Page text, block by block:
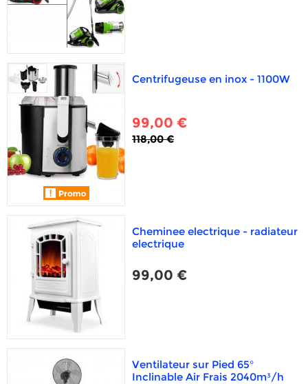
Centrifugeuse en inox - 1100W
99,00 €
118,00 €
Cheminee electrique - radiateur
electrique
99,00 €
Ventilateur sur Pied 65°
Inclinable Air Frais 2040m³/h